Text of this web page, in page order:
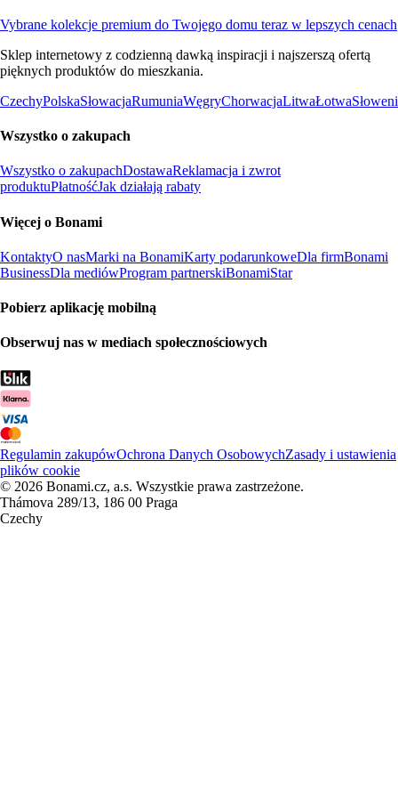
Vybrane kolekcje premium do Twojego domu teraz w lepszych cenach
Sklep internetowy z codzienną dawką inspiracji i najszerszą ofertą
pięknych produktów do mieszkania.
CzechyPolskaSłowacjaRumuniaWęgryChorwacjaLitwaŁotwa
Wszystko o zakupach
Wszystko o zakupachDostawaReklamacja i zwrot
produktuPłatnośćJak działają rabaty
Więcej o Bonami
KontaktyO nasMarki na BonamiKarty podarunkoweDla firmBonami
BusinessDla mediówProgram partnerskiBonamiStar
Pobierz aplikację mobilną
Obserwuj nas w mediach społecznościowych
Regulamin zakupówOchrona Danych OsobowychZasady i ustawienia
plików cookie
© 2026 Bonami.cz, a.s. Wszystkie prawa zastrzeżone.
Thámova 289/13, 186 00 Praga
Czechy